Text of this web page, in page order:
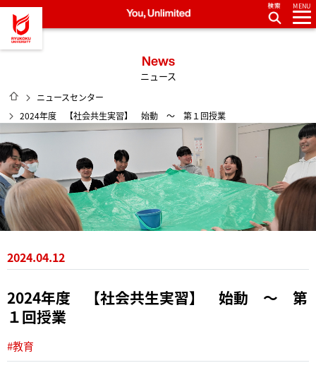
龍谷大学 You, Unlimited
MENU
News
ニュース
HOME
ニュースセンター
2024年度 【社会共生実習】 始動 ～ 第１回授業
2024.04.12
2024年度 【社会共生実習】 始動 ～ 第
１回授業
#教育